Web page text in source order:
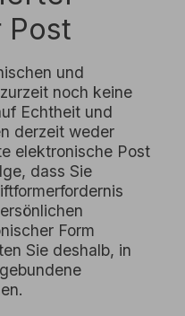
und
noch keine
Echtheit und
derzeit weder
elektronische Post
dass Sie
Form
Sie deshalb, in